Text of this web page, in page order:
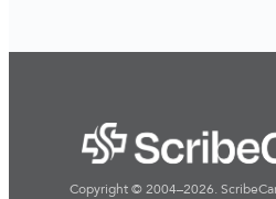
Copyright © 2004–2026.